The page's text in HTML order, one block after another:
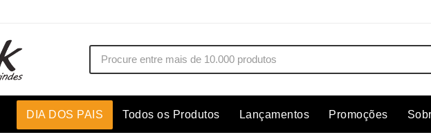
DIA DOS PAIS Todos os Produtos Lançamentos Promoções